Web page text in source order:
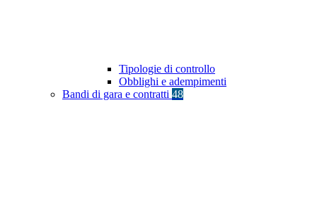
Tipologie di controllo
Obblighi e adempimenti
Bandi di gara e contratti 48